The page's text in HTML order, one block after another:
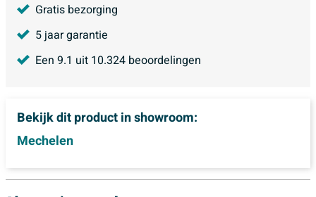
Gratis bezorging
5 jaar garantie
Een 9.1 uit 10.324 beoordelingen
Bekijk dit product in showroom:
Mechelen